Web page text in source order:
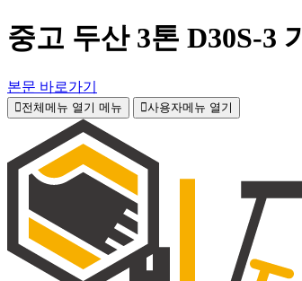
중고 두산 3톤 D30S-3
본문 바로가기
전체메뉴 열기 메뉴 사용자메뉴 열기